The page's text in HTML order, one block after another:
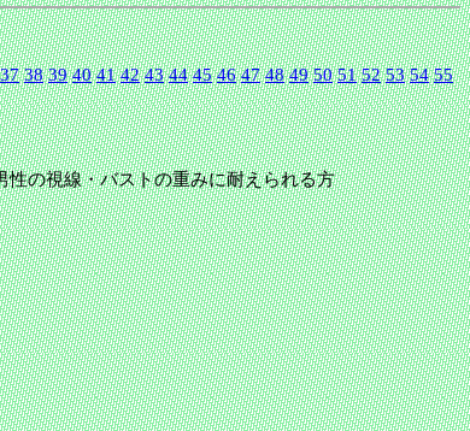
37 38 39 40 41 42 43 44 45 46 47 48 49 50 51 52 53 54 55
の視線・バストの重みに耐えられる方